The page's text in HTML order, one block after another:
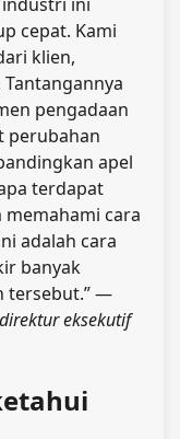
ini
cepat. Kami
klien,
pengadaan
perubahan
apel
terdapat
cara
adalah cara
banyak
tersebut.” —
eksekutif